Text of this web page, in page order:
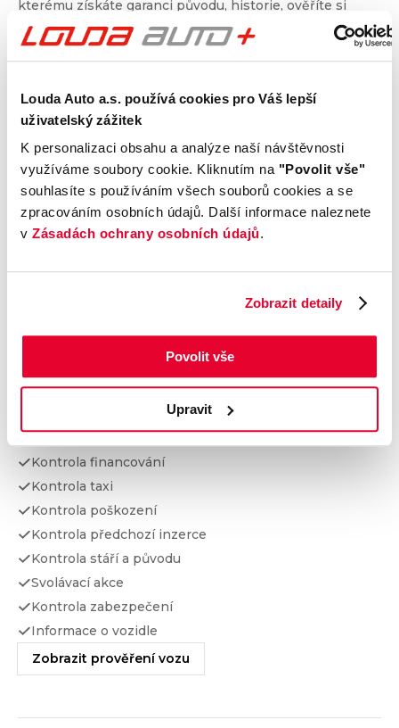
Louda Auto a.s. používá cookies pro Váš lepší
uživatelský zážitek
K personalizaci obsahu a analýze naší návštěvnosti
využíváme soubory cookie. Kliknutím na "Povolit vše"
souhlasíte s používáním všech souborů cookies a se
zpracováním osobních údajů. Další informace naleznete
v Zásadách ochrany osobních údajů.
Zobrazit detaily
Povolit vše
Upravit
kterému získáte garanci původu, historie, ověříte si
nájezd kilometrů a získáte i další informace. Dvojité
prověření pro jistotu při nákupu.
Kontrola technického stavu
Převodovka a spojka
Nápravy a podvozek
Výfuková soustava
Brzdy
Karoserie
Prověření vozu od Cebia
Kontrola najetých km
Kontrola odcizení
Kontrola financování
Kontrola taxi
Kontrola poškození
Kontrola předchozí inzerce
Kontrola stáří a původu
Svolávací akce
Kontrola zabezpečení
Informace o vozidle
Zobrazit prověření vozu